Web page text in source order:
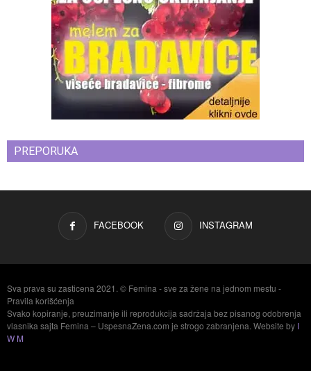
PREPORUKA
FACEBOOK INSTAGRAM
Sva prava su zasticena 2021. © Femina - sve za žene na jednom mestu -
Pravila korišćenja
Svako kopiranje, preuzimanje ili reprodukcija sadržaja bez pisanog odobrenja
vlasnika sajta Femina – UspesnaZena.com je strogo zabranjena. Website by I
W M